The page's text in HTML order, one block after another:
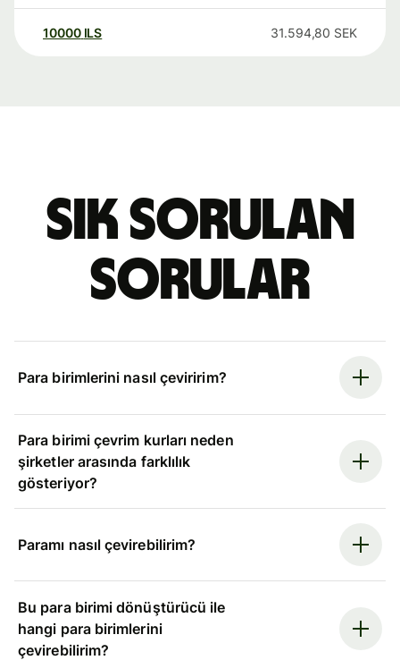
10000 ILS 31.594,80 SEK
Sık sorulan
sorular
Para birimlerini nasıl çeviririm?
Para birimi çevrim kurları neden
şirketler arasında farklılık
gösteriyor?
Paramı nasıl çevirebilirim?
Bu para birimi dönüştürücü ile
hangi para birimlerini
çevirebilirim?